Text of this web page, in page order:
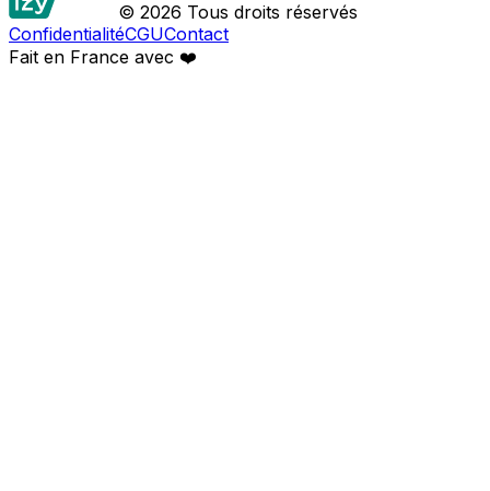
© 2026 Tous droits réservés
ConfidentialitéCGUContact
Fait en France avec ❤️